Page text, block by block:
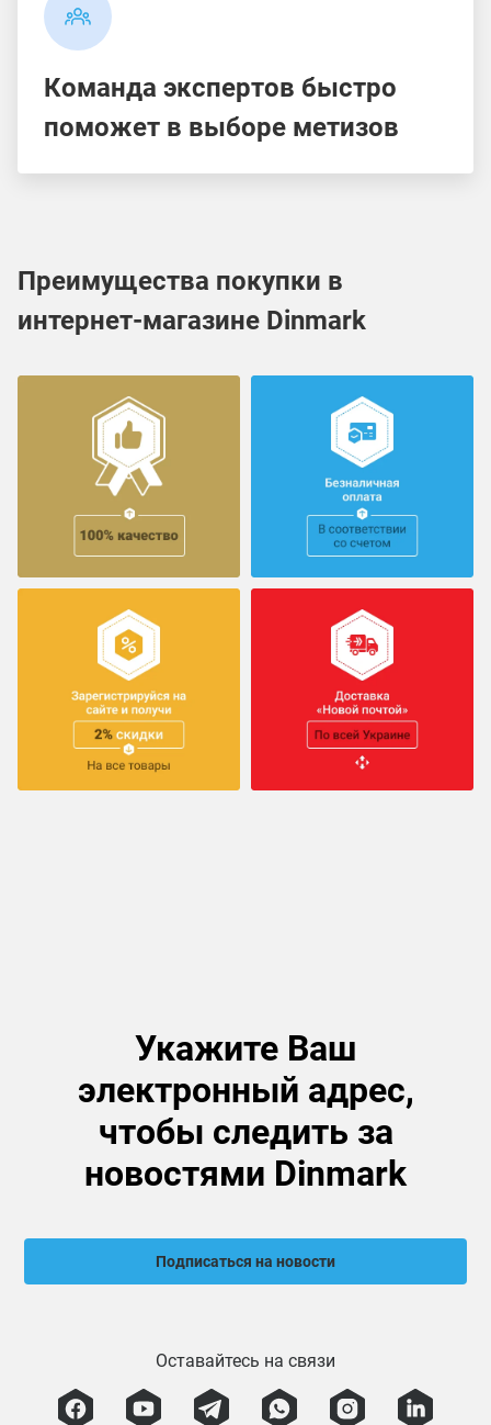
Команда экспертов быстро
поможет в выборе метизов
Преимущества покупки в
интернет-магазине Dinmark
Укажите Ваш
электронный адрес,
чтобы следить за
новостями Dinmark
Подписаться на новости
Оставайтесь на связи